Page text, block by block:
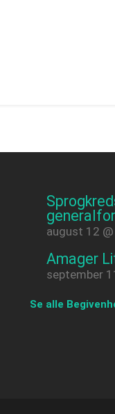
august 12
Amager
september
Se alle